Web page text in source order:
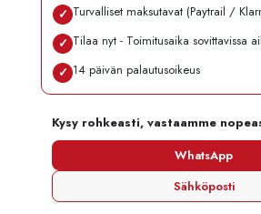
✓ Turvalliset maksutavat (Paytrail /
✓ Tilaa nyt - Toimitusaika sovittavissa
✓ 14 päivän palautusoikeus
Kysy rohkeasti, vastaamme
WhatsApp
Sähköposti